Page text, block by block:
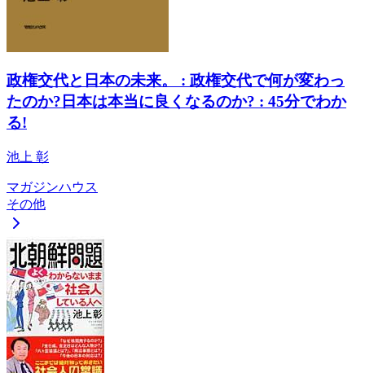
政権交代と日本の未来。 : 政権交代で何が変わっ
たのか?日本は本当に良くなるのか? : 45分でわか
る!
池上 彰
マガジンハウス
その他